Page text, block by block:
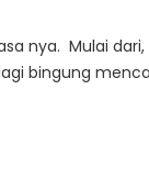
nya. Mulai dari,
bingung